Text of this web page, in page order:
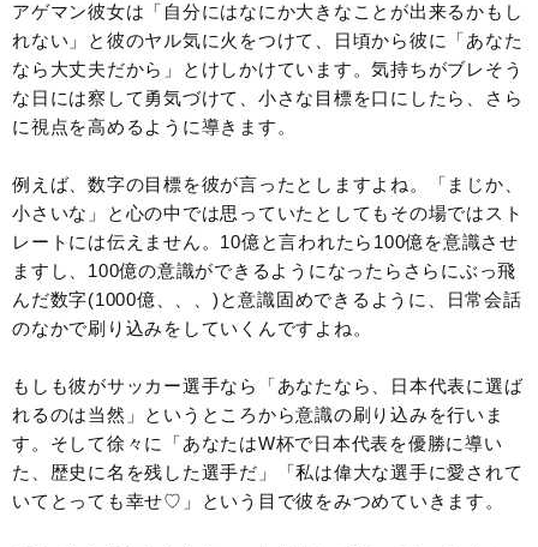
アゲマン彼女は「自分にはなにか大きなことが出来るかもし
れない」と彼のヤル気に火をつけて、日頃から彼に「あなた
なら大丈夫だから」とけしかけています。気持ちがブレそう
な日には察して勇気づけて、小さな目標を口にしたら、さら
に視点を高めるように導きます。
例えば、数字の目標を彼が言ったとしますよね。「まじか、
小さいな」と心の中では思っていたとしてもその場ではスト
レートには伝えません。10億と言われたら100億を意識させ
ますし、100億の意識ができるようになったらさらにぶっ飛
んだ数字(1000億、、、)と意識固めできるように、日常会話
のなかで刷り込みをしていくんですよね。
もしも彼がサッカー選手なら「あなたなら、日本代表に選ば
れるのは当然」というところから意識の刷り込みを行いま
す。そして徐々に「あなたはW杯で日本代表を優勝に導い
た、歴史に名を残した選手だ」「私は偉大な選手に愛されて
いてとっても幸せ♡」という目で彼をみつめていきます。